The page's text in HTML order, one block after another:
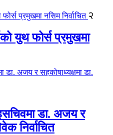
२
युथ फोर्स प्रमुखमा
डा. अजय र
निर्वाचित